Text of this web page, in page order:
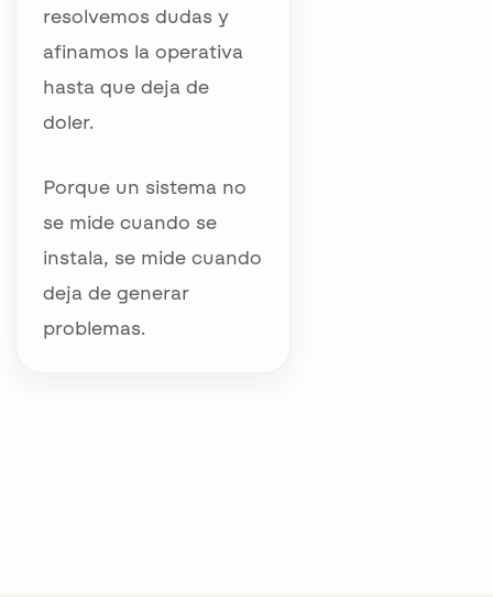
resolvemos dudas y
afinamos la operativa
hasta que deja de
doler.
Porque un sistema no
se mide cuando se
instala, se mide cuando
deja de generar
problemas.